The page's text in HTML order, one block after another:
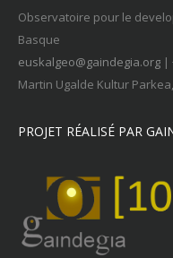
Observatoire pour le
Basque
euskalgeo@gaindegia.org |
Martin Ugalde Kultur
PROJET RÉALISÉ PAR